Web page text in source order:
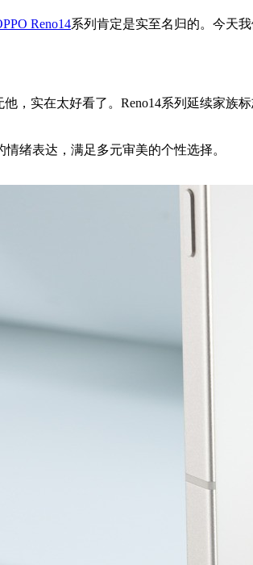
Reno14系列肯定是实至名归的。今天
，实在太好看了。Reno14系列延续家
绪表达，满足多元审美的个性选择。